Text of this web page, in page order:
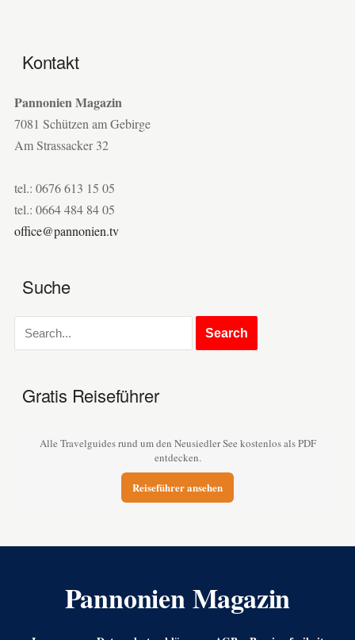
Kontakt
Pannonien Magazin
7081 Schützen am Gebirge
Am Strassacker 32
tel.: 0676 613 15 05
tel.: 0664 484 84 05
office@pannonien.tv
Suche
Gratis Reiseführer
Alle Travelguides rund um den Neusiedler See kostenlos als PDF
entdecken.
Reiseführer ansehen
Pannonien Magazin